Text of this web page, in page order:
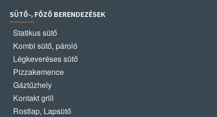
SÜTŐ-, FŐZŐ BERENDEZÉSEK
Statikus sütő
Kombi sütő, pároló
Légkeveréses sütő
Pizzakemence
Gáztűzhely
Kontakt grill
Rostlap, Lapsütő